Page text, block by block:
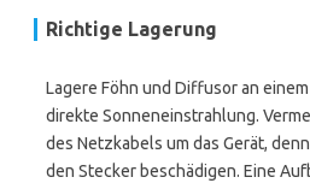
Richtige Lagerung
Lagere Föhn und Diffusor an
direkte Sonneneinstrahlung.
des Netzkabels um das Gerät,
den Stecker beschädigen. Eine